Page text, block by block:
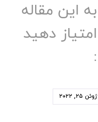
به این مقاله
امتیاز دهید
:
ژوئن ۲۵, ۲۰۲۲